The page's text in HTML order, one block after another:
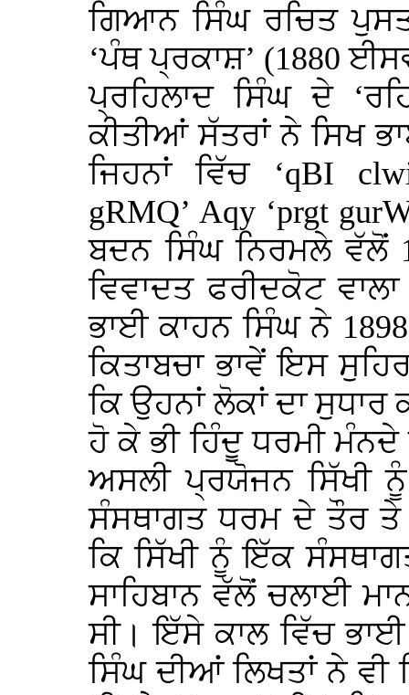
ਗਿਆਨ ਸਿੰਘ ਰਚਿਤ
‘ਪੰਥ ਪ੍ਰਕਾਸ਼’ (1880
ਪ੍ਰਹਿਲਾਦ ਸਿੰਘ ਦੇ
ਕੀਤੀਆਂ ਸੱਤਰਾਂ ਨੇ ਸਿਖ
ਜਿਹਨਾਂ ਵਿੱਚ ‘qBI
gRMQ’ Aqy ‘prgt
ਬਦਨ ਸਿੰਘ ਨਿਰਮਲੇ ਵੱਲੋਂ
ਵਿਵਾਦਤ ਫਰੀਦਕੋਟ
ਭਾਈ ਕਾਹਨ ਸਿੰਘ ਨੇ
ਕਿਤਾਬਚਾ ਭਾਵੇਂ ਇਸ
ਕਿ ਉਹਨਾਂ ਲੋਕਾਂ ਦਾ
ਹੋ ਕੇ ਭੀ ਹਿੰਦੂ ਧਰਮੀ
ਅਸਲੀ ਪ੍ਰਯੋਜਨ ਸਿੱਖੀ
ਸੰਸਥਾਗਤ ਧਰਮ ਦੇ ਤੌਰ
ਕਿ ਸਿੱਖੀ ਨੂੰ ਇੱਕ
ਸਾਹਿਬਾਨ ਵੱਲੋਂ ਚਲਾਈ
ਸੀ। ਇੱਸੇ ਕਾਲ ਵਿੱਚ
ਸਿੰਘ ਦੀਆਂ ਲਿਖਤਾਂ ਨੇ